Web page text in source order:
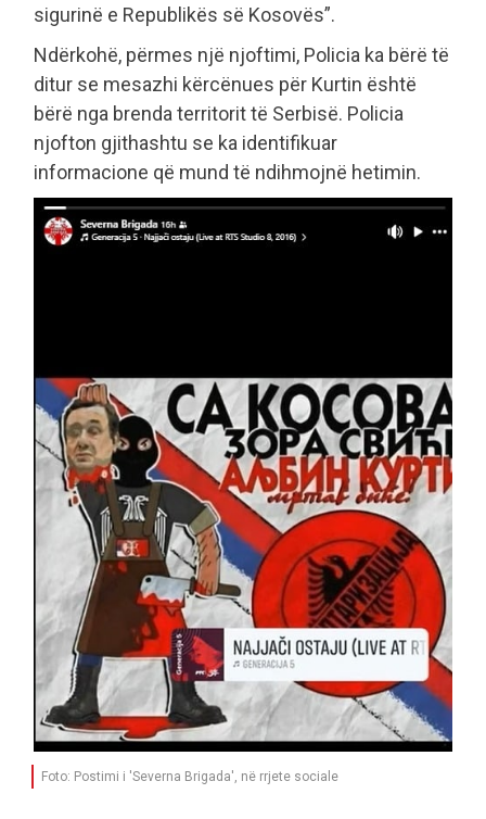
sigurinë e Republikës së Kosovës”.
Ndërkohë, përmes një njoftimi, Policia ka bërë të
ditur se mesazhi kërcënues për Kurtin është
bërë nga brenda territorit të Serbisë. Policia
njofton gjithashtu se ka identifikuar
informacione që mund të ndihmojnë hetimin.
Foto: Postimi i 'Severna Brigada', në rrjete sociale